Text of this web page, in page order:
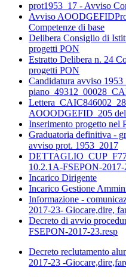
prot1953_17 - Avviso
Avviso
Competenze di base
Delibera Consiglio di
progetti PON
Estratto Delibera n. 24
progetti PON
Candidatura avviso
AOOODGEFID_205
Inserimento progetto nel
Graduatoria definitiva -
avviso prot. 1953_2017
10.2.1A-FSEPON-2017-
Incarico Dirigente
Incarico Gestione
Informazione -
2017-23- Giocare,dire,
Decreto di avvio
FSEPON-2017-23.resp
Decreto reclutamento
2017-23 -